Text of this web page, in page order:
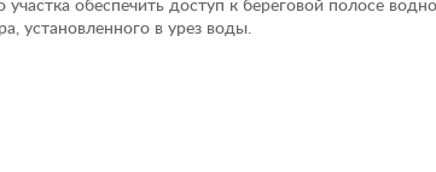
установленного в урез воды.